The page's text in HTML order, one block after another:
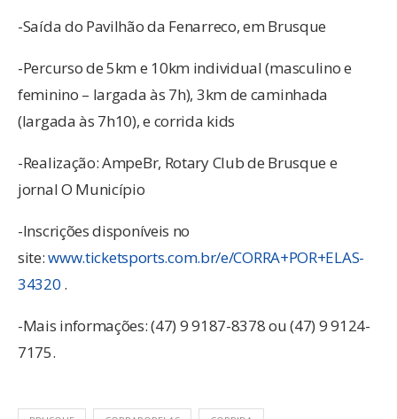
-Saída do Pavilhão da Fenarreco, em Brusque
-Percurso de 5km e 10km individual (masculino e
feminino – largada às 7h), 3km de caminhada
(largada às 7h10), e corrida kids
-Realização: AmpeBr, Rotary Club de Brusque e
jornal O Município
-Inscrições disponíveis no
site:www.ticketsports.com.br/e/CORRA+POR+ELAS-
34320 .
-Mais informações: (47) 9 9187-8378 ou (47) 9 9124-
7175.